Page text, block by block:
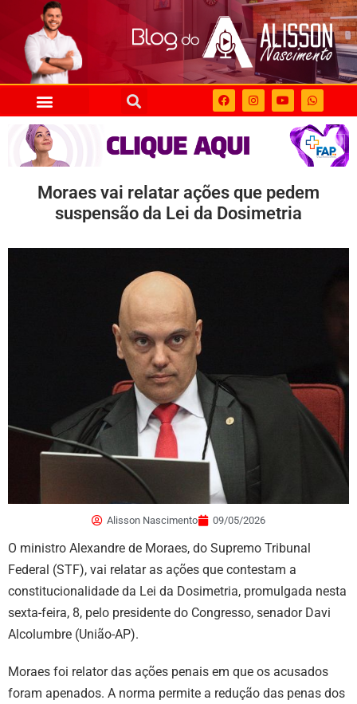
Moraes vai relatar ações que pedem
suspensão da Lei da Dosimetria
Alisson Nascimento 09/05/2026
O ministro Alexandre de Moraes, do Supremo Tribunal
Federal (STF), vai relatar as ações que contestam a
constitucionalidade da Lei da Dosimetria, promulgada nesta
sexta-feira, 8, pelo presidente do Congresso, senador Davi
Alcolumbre (União-AP).
Moraes foi relator das ações penais em que os acusados
foram apenados. A norma permite a redução das penas dos